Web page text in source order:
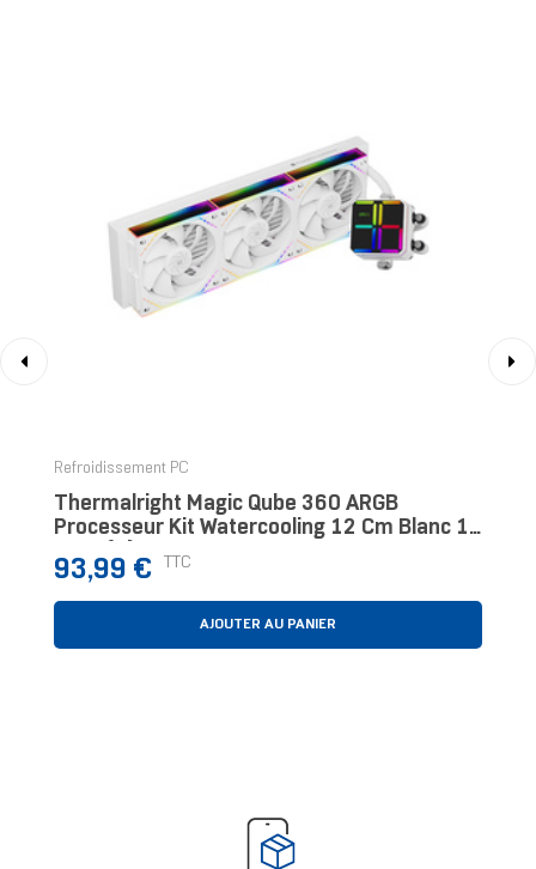
Refroidissement PC
Thermalright Magic Qube 360 ARGB
Processeur Kit Watercooling 12 Cm Blanc 1
Prix
93,99 € TTC
AJOUTER AU PANIER